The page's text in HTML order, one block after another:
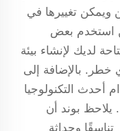
تغييرها في
استخدم بعض
لديك لإنشاء بيئة
بالإضافة إلى
أحدث التكنولوجيا
يلاحظ بوند أن
تناسقًا وحداثة